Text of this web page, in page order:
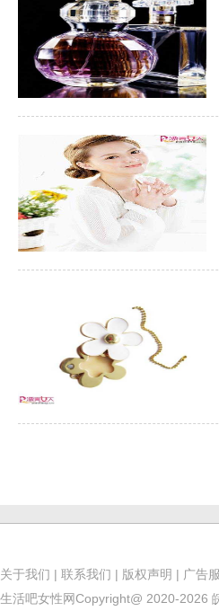
关于我们 | 联系我们 | 版权声明 | 广告
生活吧女性网Copyright@ 2020-2026